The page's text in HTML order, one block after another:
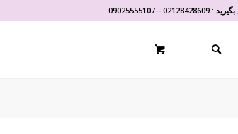
:
02128428609
-
-
09025555107